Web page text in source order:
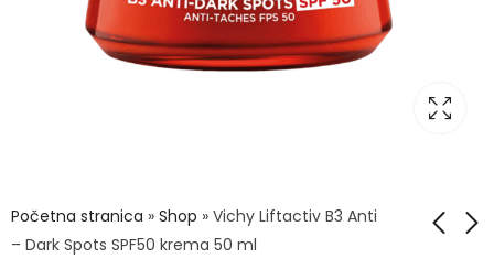
Početna stranica » Shop » Vichy Liftactiv B3 Anti
– Dark Spots SPF50 krema 50 ml